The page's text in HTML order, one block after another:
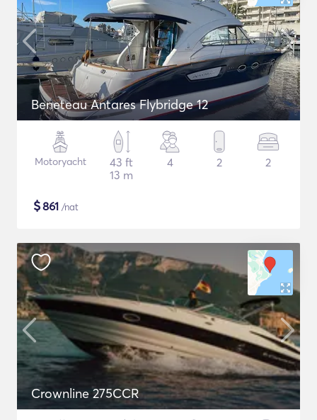
Beneteau Antares Flybridge 12
Motoryacht
43 ft
13 m
4 2 2
$861 /nat
Crownline 275CCR